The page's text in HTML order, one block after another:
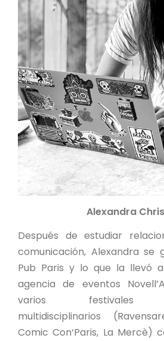
Alexandra
Después de estudiar
comunicación, Alexandra se
Pub Paris y lo que la llevó
agencia de eventos
varios festivales
multidisciplinarios
Comic Con‘Paris, La Mercè)